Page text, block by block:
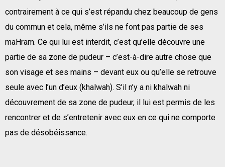
contrairement à ce qui s’est répandu chez beaucoup de gens
du commun et cela, même s’ils ne font pas partie de ses
maHram. Ce qui lui est interdit, c’est qu’elle découvre une
partie de sa zone de pudeur – c’est-à-dire autre chose que
son visage et ses mains – devant eux ou qu’elle se retrouve
seule avec l’un d’eux (khalwah). S’il n’y a ni khalwah ni
découvrement de sa zone de pudeur, il lui est permis de les
rencontrer et de s’entretenir avec eux en ce qui ne comporte
pas de désobéissance.